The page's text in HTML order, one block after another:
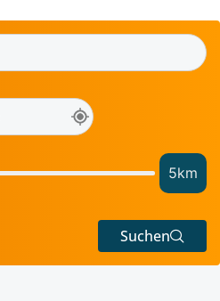
5km
Suchen